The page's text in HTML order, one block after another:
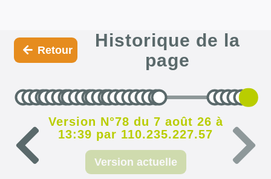
Retour
Historique de la
page
Version N°78 du 7 août 26 à
13:39 par 110.235.227.57
Version actuelle